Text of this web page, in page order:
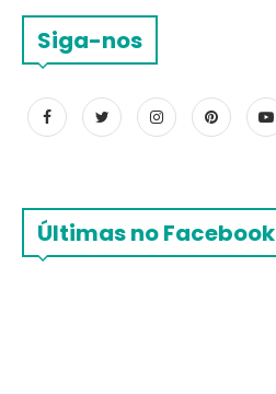
Siga-nos
Últimas no Facebook